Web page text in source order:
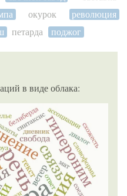
окурок
революция
петарда поджог
в виде облака: